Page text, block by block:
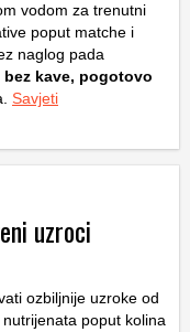
vodom za trenutni
poput matche i
naglog pada
kave, pogotovo
Savjeti
uzroci
ozbiljnije uzroke od
poput kolina